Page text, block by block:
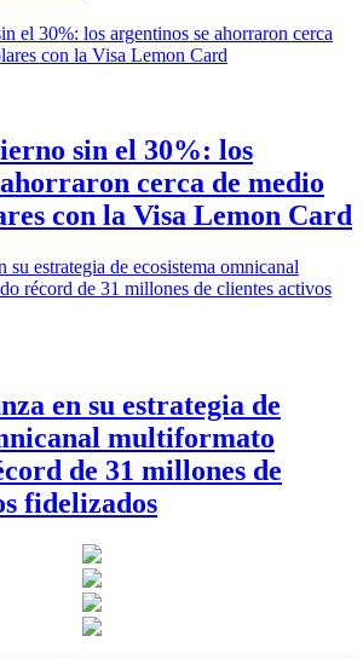
sin el 30%: los
cerca de medio
con la Visa Lemon Card
en su estrategia de
multiformato
de 31 millones de
fidelizados